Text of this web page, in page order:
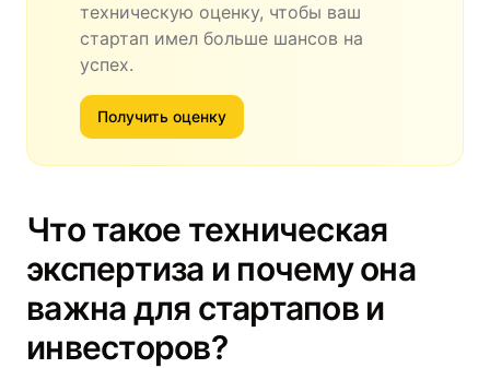
техническую оценку, чтобы ваш
стартап имел больше шансов на
успех.
Получить оценку
Что такое техническая
экспертиза и почему она
важна для стартапов и
инвесторов?